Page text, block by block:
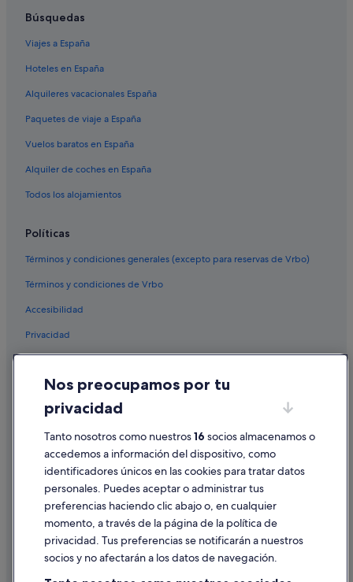
Lenakel hoteles
Isla Bokissa hoteles
Port-Havannah hoteles
Port Olry hoteles
Gaua hoteles
Tonga hoteles
Pentecost hoteles
Búsquedas
Viajes a España
Hoteles en España
Alquileres vacacionales España
Paquetes de viaje a España
Vuelos baratos en España
Alquiler de coches en España
Todos los alojamientos
Políticas
Términos y condiciones generales (excepto para reservas de Vrbo)
Términos y condiciones de Vrbo
Accesibilidad
Privacidad
Condiciones de uso
Información legal/contacto
Pautas sobre el contenido y cómo denunciar contenido
Ayuda
Cancelar un vuelo
Cancelar una reserva de hotel o de un alquiler vacacional
Nos preocupamos por tu
privacidad
Tanto nosotros como nuestros16 socios almacenamos o
accedemos a información del dispositivo, como
identificadores únicos en las cookies para tratar datos
personales. Puedes aceptar o administrar tus
preferencias haciendo clic abajo o, en cualquier
momento, a través de la página de la política de
privacidad. Tus preferencias se notificarán a nuestros
socios y no afectarán a los datos de navegación.